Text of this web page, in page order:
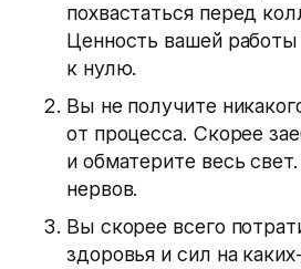
похвастаться перед
Ценность вашей
к нулю.
Вы не получите
от процесса. Скорее
и обматерите весь
нервов.
Вы скорее всего
здоровья и сил на